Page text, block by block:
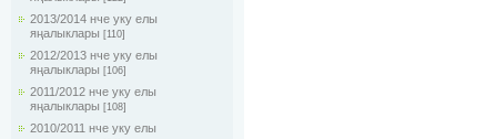
2013/2014 нче уку елы
яңалыклары [110]
2012/2013 нче уку елы
яңалыклары [106]
2011/2012 нче уку елы
яңалыклары [108]
2010/2011 нче уку елы